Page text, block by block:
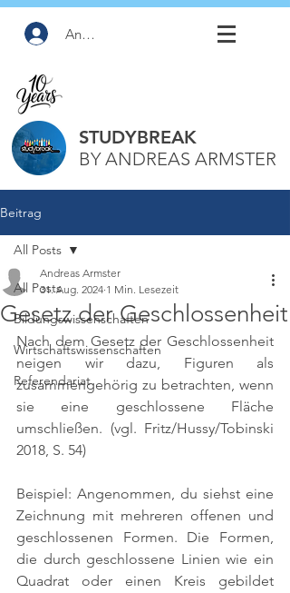
Anmelden
STUDYBREAK
BY ANDREAS ARMSTER
Beitrag
All Posts
Bildungswissenschaften
Wirtschaftswissenschaften
Referendariat
All Posts
Gesetz der Geschlossenheit
Andreas Armster
31. Aug. 2024 1 Min. Lesezeit
Nach dem Gesetz der Geschlossenheit
neigen wir dazu, Figuren als
zusammengehörig zu betrachten, wenn
sie eine geschlossene Fläche
umschließen. (vgl. Fritz/Hussy/Tobinski
2018, S. 54)
Beispiel: Angenommen, du siehst eine
Zeichnung mit mehreren offenen und
geschlossenen Formen. Die Formen,
die durch geschlossene Linien wie ein
Quadrat oder einen Kreis gebildet